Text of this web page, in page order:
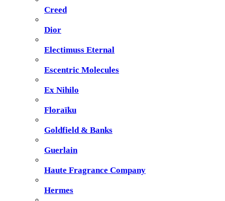
Creed
Dior
Electimuss Eternal
Escentric Molecules
Ex Nihilo
Floraïku
Goldfield & Banks
Guerlain
Haute Fragrance Company
Hermes